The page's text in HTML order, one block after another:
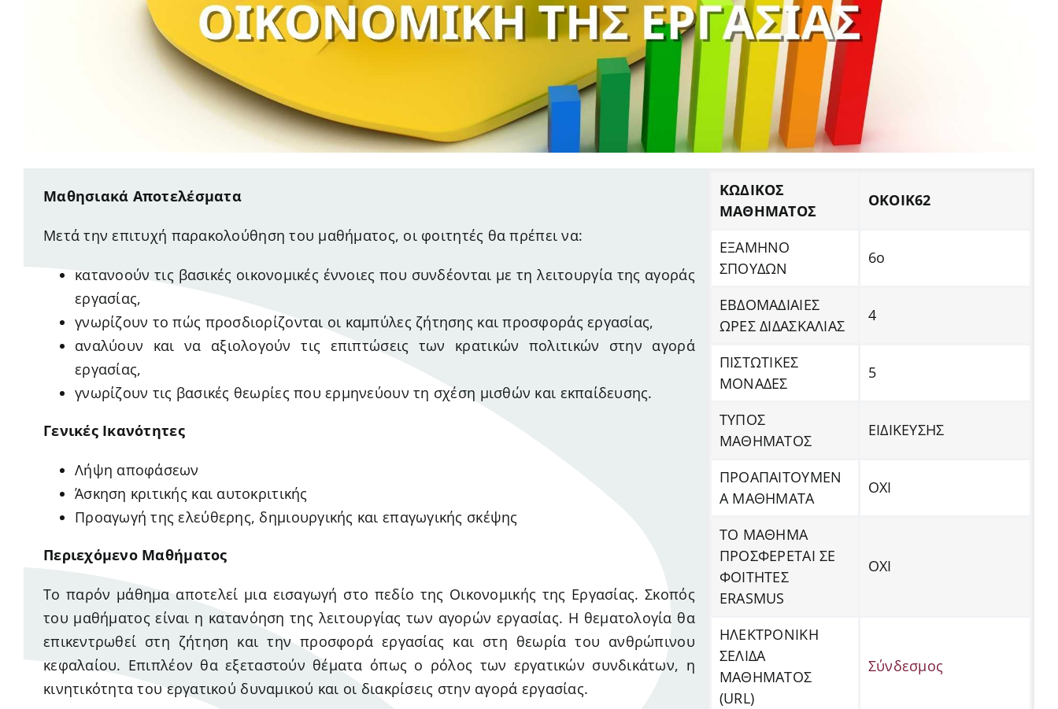
Μαθησιακά Αποτελέσματα
Μετά την επιτυχή παρακολούθηση του μαθήματος, οι φοιτητές θα πρέπει να:
κατανοούν τις βασικές οικονομικές έννοιες που συνδέονται με τη λειτουργία της αγοράς
εργασίας,
γνωρίζουν το πώς προσδιορίζονται οι καμπύλες ζήτησης και προσφοράς εργασίας,
αναλύουν και να αξιολογούν τις επιπτώσεις των κρατικών πολιτικών στην αγορά
εργασίας,
γνωρίζουν τις βασικές θεωρίες που ερμηνεύουν τη σχέση μισθών και εκπαίδευσης.
Γενικές Ικανότητες
Λήψη αποφάσεων
Άσκηση κριτικής και αυτοκριτικής
Προαγωγή της ελεύθερης, δημιουργικής και επαγωγικής σκέψης
Περιεχόμενο Μαθήματος
Το παρόν μάθημα αποτελεί μια εισαγωγή στο πεδίο της Οικονομικής της Εργασίας. Σκοπός
του μαθήματος είναι η κατανόηση της λειτουργίας των αγορών εργασίας. Η θεματολογία θα
επικεντρωθεί στη ζήτηση και την προσφορά εργασίας και στη θεωρία του ανθρώπινου
κεφαλαίου. Επιπλέον θα εξεταστούν θέματα όπως ο ρόλος των εργατικών συνδικάτων, η
κινητικότητα του εργατικού δυναμικού και οι διακρίσεις στην αγορά εργασίας.
ΚΩΔΙΚΟΣ
ΜΑΘΗΜΑΤΟΣ
ΟΚΟΙΚ62
ΕΞΑΜΗΝΟ
ΣΠΟΥΔΩΝ
6ο
ΕΒΔΟΜΑΔΙΑΙΕΣ
ΩΡΕΣ ΔΙΔΑΣΚΑΛΙΑΣ
4
ΠΙΣΤΩΤΙΚΕΣ
ΜΟΝΑΔΕΣ
5
ΤΥΠΟΣ
ΜΑΘΗΜΑΤΟΣ
ΕΙΔΙΚΕΥΣΗΣ
ΠΡΟΑΠΑΙΤΟΥΜΕΝ
Α ΜΑΘΗΜΑΤΑ
ΟΧΙ
ΤΟ ΜΑΘΗΜΑ
ΠΡΟΣΦΕΡΕΤΑΙ ΣΕ
ΦΟΙΤΗΤΕΣ
ERASMUS
ΟΧΙ
ΗΛΕΚΤΡΟΝΙΚΗ
ΣΕΛΙΔΑ
ΜΑΘΗΜΑΤΟΣ
(URL)
Σύνδεσμος